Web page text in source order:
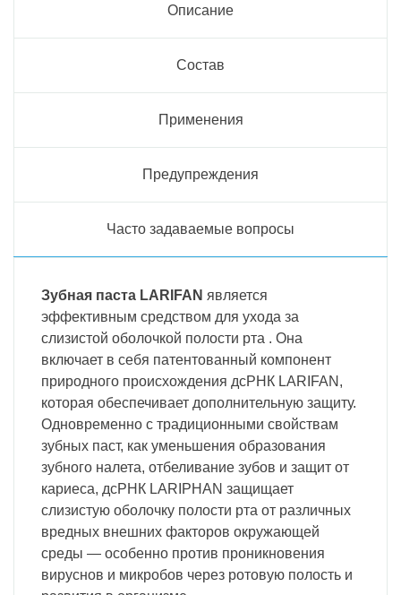
Описание
Состав
Применения
Предупреждения
Часто задаваемые вопросы
Зубная паста LARIFAN является
эффективным средством для ухода за
слизистой оболочкой полости рта . Она
включает в себя патентованный компонент
природного происхождения дсРНК LARIFAN,
которая обеспечивает дополнительную защиту.
Одновременно с традиционными свойствам
зубных паст, как уменьшения образования
зубного налета, отбеливание зубов и защит от
кариеса, дсРНК LARIPHAN защищает
слизистую оболочку полости рта от различных
вредных внешних факторов окружающей
среды — особенно против проникновения
вируснов и микробов через ротовую полость и